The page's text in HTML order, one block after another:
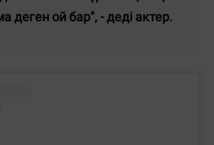
деген ой бар", - деді актер.